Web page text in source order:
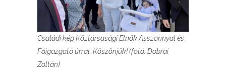
Családi kép Köztársasági Elnök Asszonnyal és
Főigazgató úrral. Köszönjük! (fotó: Dobrai
Zoltán)